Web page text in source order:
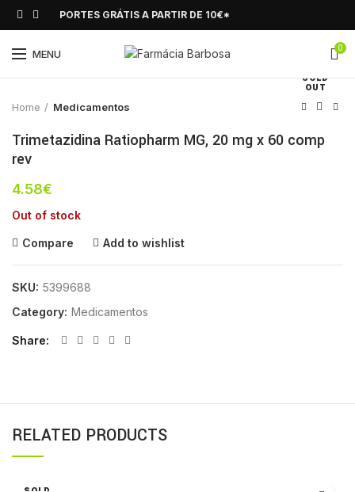
PORTES GRÁTIS A PARTIR DE 10€*
MENU 0
SOLD
OUT
Click to enlarge
Home Medicamentos
Trimetazidina Ratiopharm MG, 20 mg x 60 comp
rev
4.58€
Out of stock
Compare Add to wishlist
SKU: 5399688
Category: Medicamentos
Share
RELATED PRODUCTS